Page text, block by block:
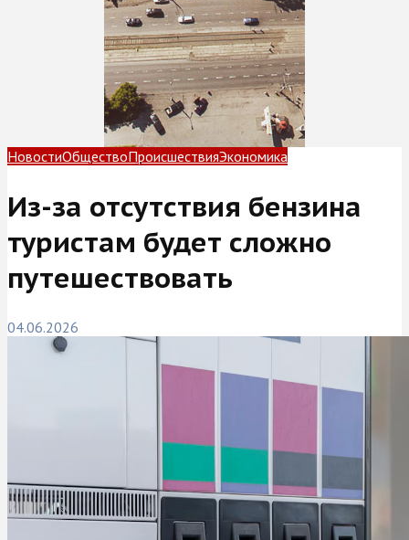
НовостиОбществоПроисшествияЭкономика
Из-за отсутствия бензина
туристам будет сложно
путешествовать
04.06.2026